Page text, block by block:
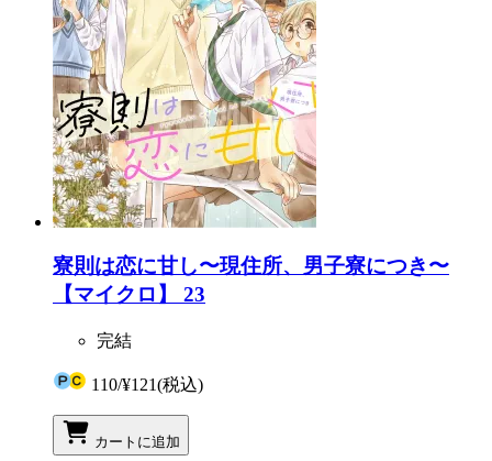
寮則は恋に甘し〜現住所、男子寮につき〜
【マイクロ】 23
完結
110/¥121(税込)
カートに追加